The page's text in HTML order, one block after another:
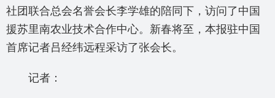
社团联合总会名誉会长李学雄的陪同下，访问了中国
援苏里南农业技术合作中心。新春将至，本报驻中国
首席记者吕经纬远程采访了张会长。
记者：